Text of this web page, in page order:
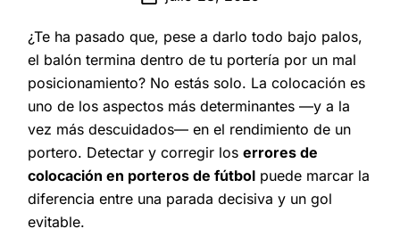
¿Te ha pasado que, pese a darlo todo bajo palos,
el balón termina dentro de tu portería por un mal
posicionamiento? No estás solo. La colocación es
uno de los aspectos más determinantes —y a la
vez más descuidados— en el rendimiento de un
portero. Detectar y corregir loserrores de
colocación en porteros de fútbol puede marcar la
diferencia entre una parada decisiva y un gol
evitable.